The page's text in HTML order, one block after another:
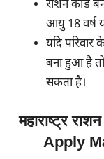
राशन कार्ड
आयु 18 वर्ष
यदि
बना हुआ है तो
सकता है।
महाराष्ट्र
Apply